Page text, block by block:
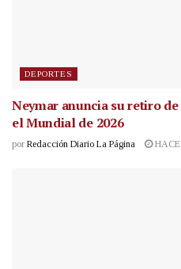
DEPORTES
Neymar anuncia su retiro
el Mundial de 2026
por Redacción Diario La Página HACE